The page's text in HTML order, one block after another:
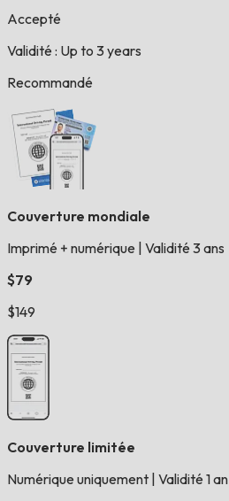
Accepté
Validité : Up to 3 years
Recommandé
Couverture mondiale
Imprimé + numérique Validité 3 ans
$79
$149
Couverture limitée
Numérique uniquement Validité 1 an